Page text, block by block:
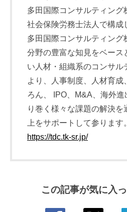
多田国際コンサルティング
社会保険労務士法人で構成
多田国際コンサルティング
分野の豊富な知見をベース
い人材・組織系のコンサル
より、人事制度、人材育成
ろん、 IPO、M&A、海外
り巻く様々な課題の解決を
上をサポートして参ります。
https://tdc.tk-sr.jp/
この記事が気に入